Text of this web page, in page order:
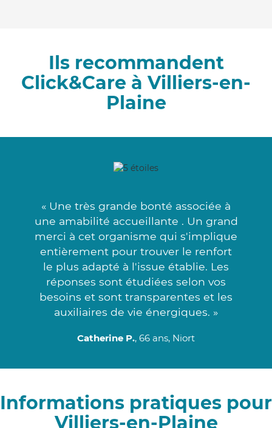
Ils recommandent
Click&Care à Villiers-en-
Plaine
« Une très grande bonté associée à
une amabilité accueillante . Un grand
merci à cet organisme qui s'implique
entièrement pour trouver le renfort
le plus adapté à l'issue établie. Les
réponses sont étudiées selon vos
besoins et sont transparentes et les
auxiliaires de vie énergiques. »
Catherine P., 66 ans, Niort
Informations pratiques pour
Villiers-en-Plaine